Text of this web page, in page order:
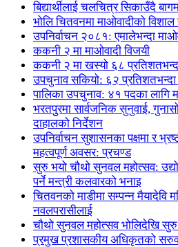
बिद्यार्थीलाई चलचित्र सिकाउँदै
भोलि चितवनमा माओवादीको
उपनिर्वाचन २०८१: एमालेभन्दा
ककनी २ मा माओवादी विजयी
ककनी २ मा खस्यो ६८
उपचुनाव सकियो: ६२
पालिका उपचुनाव: ४१ पदका लागि
भरतपुुरमा सार्वजनिक सुनुवाई,
दाहालको निर्देशन
उपनिर्वाचन सुशासनका पक्षमा र
महत्वपूर्ण अवसर: प्रचण्ड
सुरु भयो चौथो सुनवल महोत्सव:
पर्ने मन्त्री कलवारको भनाइ
चितवनको माडीमा सम्पन्न मैयादेवि
नवलपरासीलाई
चौथो सुनवल महोत्सव भोलिदेखि
प्रमुख प्रशासकीय अधिकृतको सरुवा